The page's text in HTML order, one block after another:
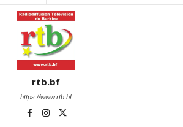
rtb.bf
https://www.rtb.bf